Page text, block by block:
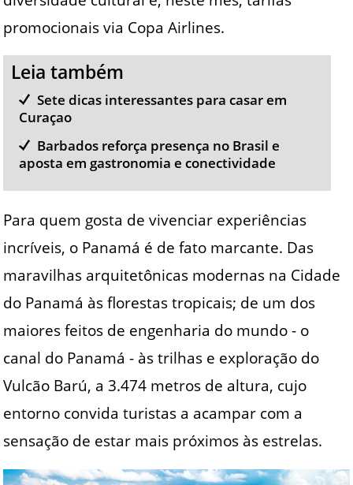
promocionais via Copa Airlines.
Leia também
Sete dicas interessantes para casar em
Curaçao
Barbados reforça presença no Brasil e
aposta em gastronomia e conectividade
Para quem gosta de vivenciar experiências
incríveis, o Panamá é de fato marcante. Das
maravilhas arquitetônicas modernas na Cidade
do Panamá às florestas tropicais; de um dos
maiores feitos de engenharia do mundo - o
canal do Panamá - às trilhas e exploração do
Vulcão Barú, a 3.474 metros de altura, cujo
entorno convida turistas a acampar com a
sensação de estar mais próximos às estrelas.